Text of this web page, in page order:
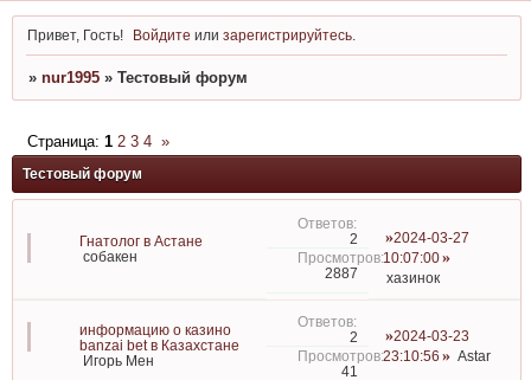
Привет, Гость! Войдите илизарегистрируйтесь
» nur1995 » Тестовый форум
Тестовый форум
Страница: 1 2 3 4 »
Гнатолог в Астане
собакен
2
2887
2024-03-27
10:07:00
хазинок
информацию о казино
banzai bet в Казахстане
Игорь Мен
2
41
2024-03-23
23:10:56
Astar